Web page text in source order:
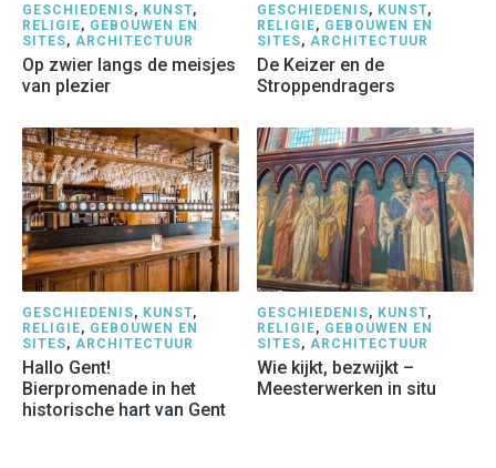
GESCHIEDENIS, KUNST,
RELIGIE, GEBOUWEN EN
SITES, ARCHITECTUUR
Op zwier langs de meisjes
van plezier
GESCHIEDENIS, KUNST,
RELIGIE, GEBOUWEN EN
SITES, ARCHITECTUUR
De Keizer en de
Stroppendragers
GESCHIEDENIS, KUNST,
RELIGIE, GEBOUWEN EN
SITES, ARCHITECTUUR
Hallo Gent!
Bierpromenade in het
historische hart van Gent
GESCHIEDENIS, KUNST,
RELIGIE, GEBOUWEN EN
SITES, ARCHITECTUUR
Wie kijkt, bezwijkt –
Meesterwerken in situ